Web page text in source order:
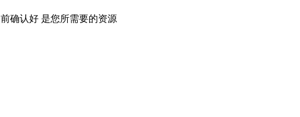
确认好 是您所需要的资源